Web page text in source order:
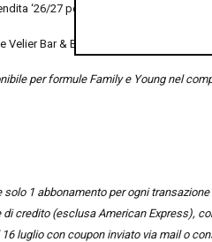
‘26/27 per esercizio prelazioni per
Velier Bar & Bistrot al Genoa Store
per formule Family e Young nel
1 abbonamento per ogni transazione
credito (esclusa American Express),
luglio con coupon inviato via mail o